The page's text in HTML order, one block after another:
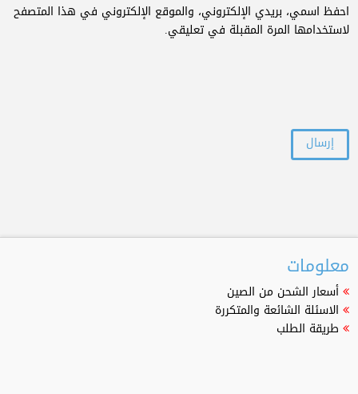
احفظ اسمي، بريدي الإلكتروني، والموقع الإلكتروني في هذا المتصفح
لاستخدامها المرة المقبلة في تعليقي.
معلومات
أسعار الشحن من الصين
الاسئلة الشائعة والمتكررة
طريقة الطلب